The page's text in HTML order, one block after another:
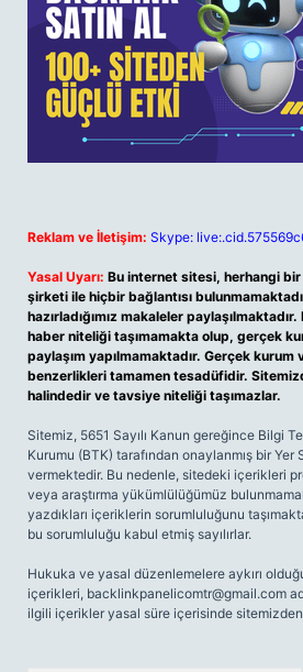
Reklam ve İletişim: Skype:
Yasal Uyarı: Bu internet sitesi, herhangi
şirketi ile hiçbir bağlantısı
hazırladığımız makaleler
haber niteliği taşımamakta olup, gerçek
paylaşım yapılmamaktadır. Gerçek kurum
benzerlikleri tamamen tesadüfidir.
halindedir ve tavsiye niteliği taşımazlar.
Sitemiz, 5651 Sayılı Kanun gereğince Bilgi
Kurumu (BTK) tarafından onaylanmış bir Yer
vermektedir. Bu nedenle, sitedeki içerikleri
veya araştırma yükümlülüğümüz
yazdıkları içeriklerin sorumluluğunu
bu sorumluluğu kabul etmiş sayılırlar.
Hukuka ve yasal düzenlemelere aykırı
içerikleri, backlinkpanelicomtr@gmail.com
ilgili içerikler yasal süre içerisinde sitemizden